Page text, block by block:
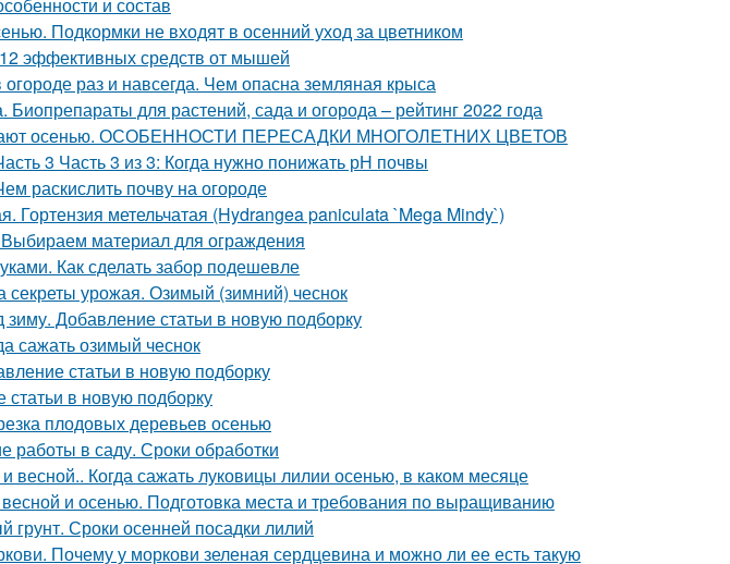
Подкормки не входят в осенний уход за цветником
эффективных средств от мышей
раз и навсегда. Чем опасна земляная крыса
для растений, сада и огорода – рейтинг 2022 года
осенью. ОСОБЕННОСТИ ПЕРЕСАДКИ МНОГОЛЕТНИХ ЦВЕТОВ
3 Часть 3 из 3: Когда нужно понижать рН почвы
раскислить почву на огороде
Гортензия метельчатая (Hydrangea paniculata `Mega Mindy`)
материал для ограждения
Как сделать забор подешевле
секреты урожая. Озимый (зимний) чеснок
зиму. Добавление статьи в новую подборку
сажать озимый чеснок
статьи в новую подборку
в новую подборку
плодовых деревьев осенью
работы в саду. Сроки обработки
весной.. Когда сажать луковицы лилии осенью, в каком месяце
и осенью. Подготовка места и требования по выращиванию
грунт. Сроки осенней посадки лилий
Почему у моркови зеленая сердцевина и можно ли ее есть такую